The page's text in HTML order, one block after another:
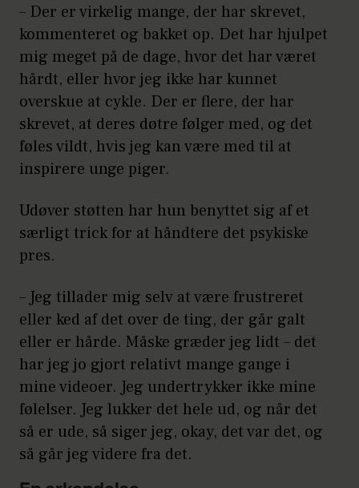
– Der er virkelig mange, der har skrevet,
kommenteret og bakket op. Det har hjulpet
mig meget på de dage, hvor det har været
hårdt, eller hvor jeg ikke har kunnet
overskue at cykle. Der er flere, der har
skrevet, at deres døtre følger med, og det
føles vildt, hvis jeg kan være med til at
inspirere unge piger.
Udøver støtten har hun benyttet sig af et
særligt trick for at håndtere det psykiske
pres.
– Jeg tillader mig selv at være frustreret
eller ked af det over de ting, der går galt
eller er hårde. Måske græder jeg lidt – det
har jeg jo gjort relativt mange gange i
mine videoer. Jeg undertrykker ikke mine
følelser. Jeg lukker det hele ud, og når det
så er ude, så siger jeg, okay, det var det, og
så går jeg videre fra det.